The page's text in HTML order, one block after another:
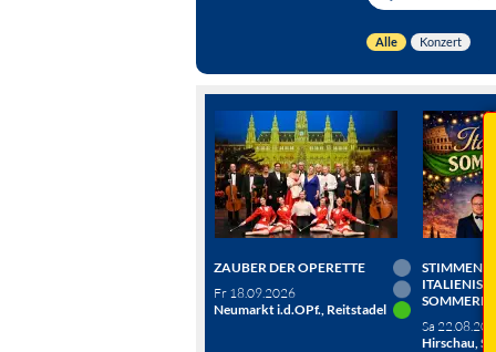
Alle Konzert
ZAUBER DER OPERETTE
Fr 18.09.2026
Neumarkt i.d.OPf., Reitstadel
STIMMEN
Sa 22.08.2026
Hirschau,